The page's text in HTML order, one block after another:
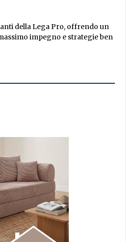
della Lega Pro, offrendo un
impegno e strategie ben